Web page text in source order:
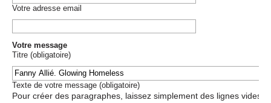
Votre adresse email
Votre message
Titre (obligatoire)
Texte de votre message (obligatoire)
Pour créer des paragraphes, laissez simplement des lignes vides.